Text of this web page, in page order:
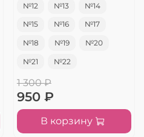
№12 №13 №14
№15 №16 №17
№18 №19 №20
№21 №22
1 300 ₽
950 ₽
В корзину